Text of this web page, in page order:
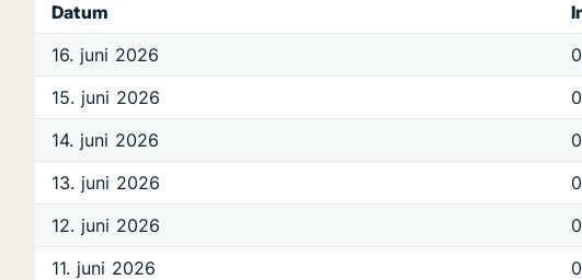
Datum
16. juni 2026
0
15. juni 2026
0
14. juni 2026
0
13. juni 2026
0
12. juni 2026
0
11. juni 2026
0